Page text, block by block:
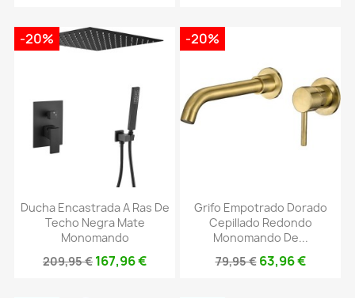
Ducha Encastrada A Ras De
Techo Negra Mate
Monomando
209,95 € 167,96 €
-20%
Grifo Empotrado Dorado
Cepillado Redondo
Monomando De...
79,95 € 63,96 €
-20%